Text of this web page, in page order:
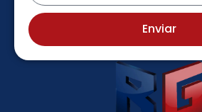
Enviar